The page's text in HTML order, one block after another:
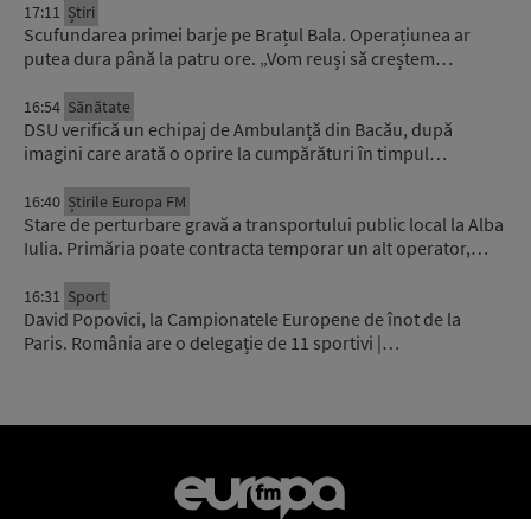
17:11 Știri
Scufundarea primei barje pe Brațul Bala. Operațiunea ar
putea dura până la patru ore. „Vom reuși să creștem…
16:54 Sănătate
DSU verifică un echipaj de Ambulanță din Bacău, după
imagini care arată o oprire la cumpărături în timpul…
16:40 Știrile Europa FM
Stare de perturbare gravă a transportului public local la Alba
Iulia. Primăria poate contracta temporar un alt operator,…
16:31 Sport
David Popovici, la Campionatele Europene de înot de la
Paris. România are o delegație de 11 sportivi |…